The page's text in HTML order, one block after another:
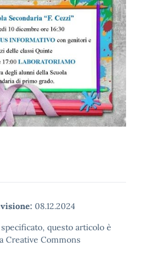
08.12.2024
questo articolo è
Creative Commons